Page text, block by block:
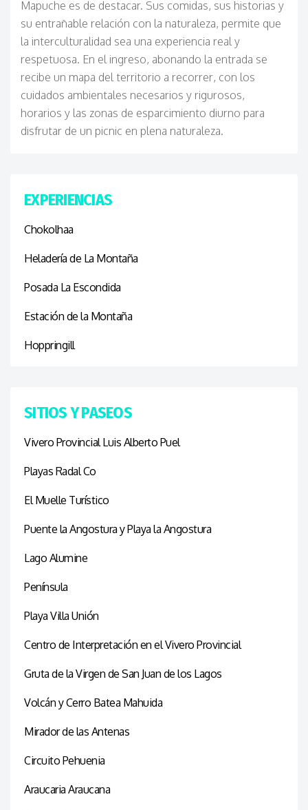
Mapuche es de destacar. Sus comidas, sus historias y
su entrañable relación con la naturaleza, permite que
la interculturalidad sea una experiencia real y
respetuosa. En el ingreso, abonando la entrada se
recibe un mapa del territorio a recorrer, con los
cuidados ambientales necesarios y rigurosos,
horarios y las zonas de esparcimiento diurno para
disfrutar de un picnic en plena naturaleza.
EXPERIENCIAS
Chokolhaa
Heladería de La Montaña
Posada La Escondida
Estación de la Montaña
Hoppringill
SITIOS Y PASEOS
Vivero Provincial Luis Alberto Puel
Playas Radal Co
El Muelle Turístico
Puente la Angostura y Playa la Angostura
Lago Alumine
Península
Playa Villa Unión
Centro de Interpretación en el Vivero Provincial
Gruta de la Virgen de San Juan de los Lagos
Volcán y Cerro Batea Mahuida
Mirador de las Antenas
Circuito Pehuenia
Araucaria Araucana